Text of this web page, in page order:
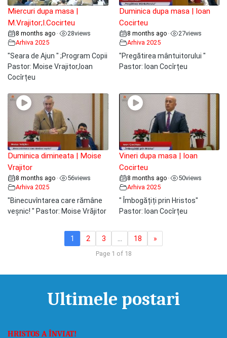
Miercuri dupa masa |
M.Vrajitor;I.Cocirteu
8 months ago • 28views
Arhiva 2025
"Seara de Ajun " ;Program Copii
Pastor: Moise Vrajitor,Ioan
Cocîrțeu
Duminica dupa masa | Ioan
Cocirteu
8 months ago • 27views
Arhiva 2025
"Pregătirea mântuitorului "
Pastor: Ioan Cocîrțeu
Duminica dimineata | Moise
Vrajitor
8 months ago • 56views
Arhiva 2025
"Binecuvîntarea care rămâne
veșnic! " Pastor: Moise Vrăjitor
Vineri dupa masa | Ioan
Cocirteu
8 months ago • 50views
Arhiva 2025
" Îmbogățiți prin Hristos"
Pastor: Ioan Cocîrțeu
1 2 3 18 »
Page 1 of 18
Ultimele postari
HRISTOS A ÎNVIAT!